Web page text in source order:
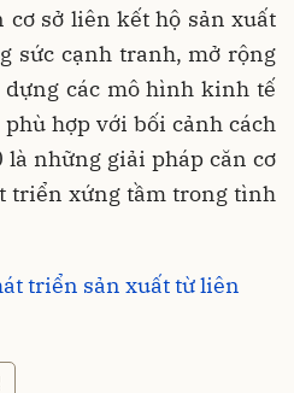
cơ sở liên kết hộ sản xuất
sức cạnh tranh, mở rộng
các mô hình kinh tế
hợp với bối cảnh cách
là những giải pháp căn cơ
triển xứng tầm trong tình
triển sản xuất từ liên